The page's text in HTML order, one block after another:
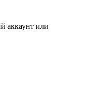
аккаунт или